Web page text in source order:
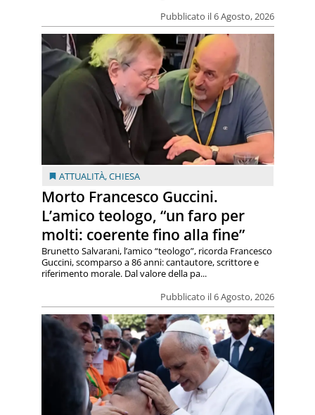
Pubblicato il 6 Agosto, 2026
ATTUALITÀ,CHIESA
Morto Francesco Guccini.
L’amico teologo, “un faro per
molti: coerente fino alla fine”
Pubblicato il 6 Agosto, 2026
Brunetto Salvarani, l’amico “teologo”, ricorda Francesco
Guccini, scomparso a 86 anni: cantautore, scrittore e
riferimento morale. Dal valore della pa...